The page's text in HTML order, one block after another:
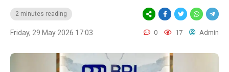
2 minutes reading
Friday, 29 May 2026 17:03 0 17 Admin